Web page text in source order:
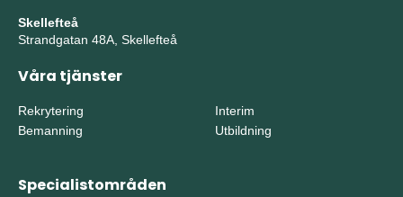
Skellefteå
Strandgatan 48A, Skellefteå
Våra tjänster
Rekrytering
Bemanning
Interim
Utbildning
Specialistområden